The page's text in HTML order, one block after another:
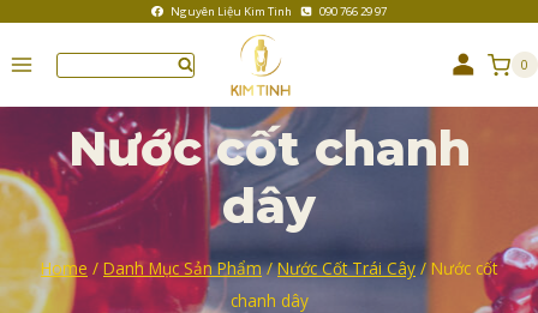
Nguyên Liệu Kim Tinh 090 766 29 97
0
Nước cốt chanh
dây
Home / Danh Mục Sản Phẩm / Nước Cốt Trái Cây / Nước cốt
chanh dây